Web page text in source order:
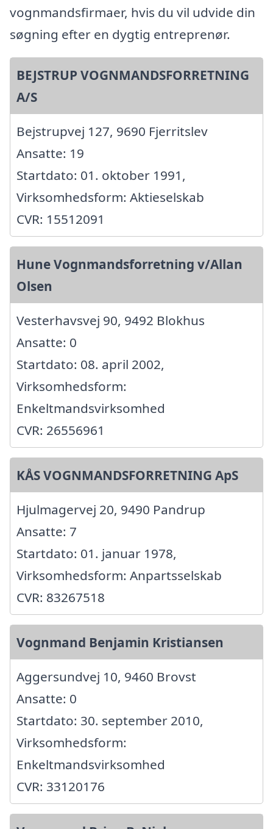
vognmandsfirmaer, hvis du vil udvide din
søgning efter en dygtig entreprenør.
BEJSTRUP VOGNMANDSFORRETNING
A/S
Bejstrupvej 127, 9690 Fjerritslev
Ansatte: 19
Startdato: 01. oktober 1991,
Virksomhedsform: Aktieselskab
CVR: 15512091
Hune Vognmandsforretning v/Allan
Olsen
Vesterhavsvej 90, 9492 Blokhus
Ansatte: 0
Startdato: 08. april 2002,
Virksomhedsform:
Enkeltmandsvirksomhed
CVR: 26556961
KÅS VOGNMANDSFORRETNING ApS
Hjulmagervej 20, 9490 Pandrup
Ansatte: 7
Startdato: 01. januar 1978,
Virksomhedsform: Anpartsselskab
CVR: 83267518
Vognmand Benjamin Kristiansen
Aggersundvej 10, 9460 Brovst
Ansatte: 0
Startdato: 30. september 2010,
Virksomhedsform:
Enkeltmandsvirksomhed
CVR: 33120176